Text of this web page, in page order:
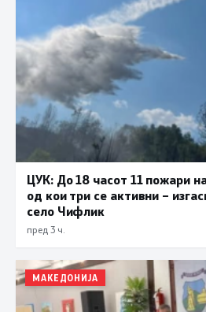
ЦУК: До 18 часот 11 пожари
од кои три се активни –
село Чифлик
пред 3 ч.
МАКЕДОНИЈА